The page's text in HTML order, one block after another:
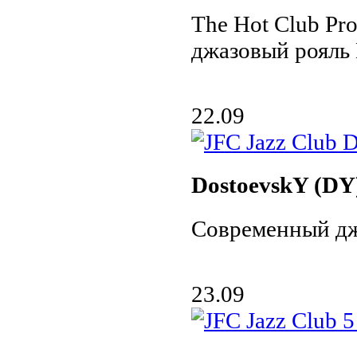
The Hot Club
джазовый
22.09
DostoevskY
Современный
23.09